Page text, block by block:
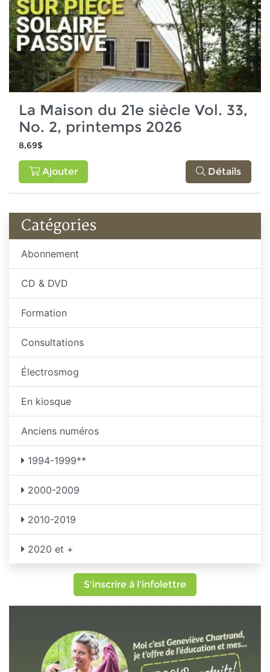
La Maison du 21e siècle Vol. 33,
No. 2, printemps 2026
8,69$
Ajouter Détails
Catégories
Abonnement
CD & DVD
Formation
Consultations
Électrosmog
En kiosque
Anciens numéros
1994-1999**
2000-2009
2010-2019
2020 et +
S'inscrire à l'infolettre